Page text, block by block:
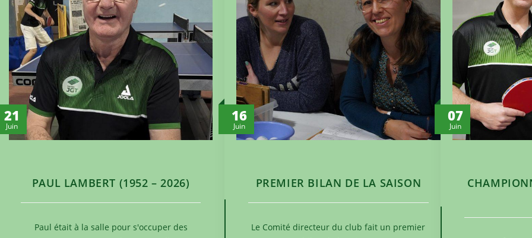
21
Juin
PAUL LAMBERT (1952 – 2026)
Paul était à la salle pour s'occuper des
16
Juin
PREMIER BILAN DE LA SAISON
Le Comité directeur du club fait un premier
07
Juin